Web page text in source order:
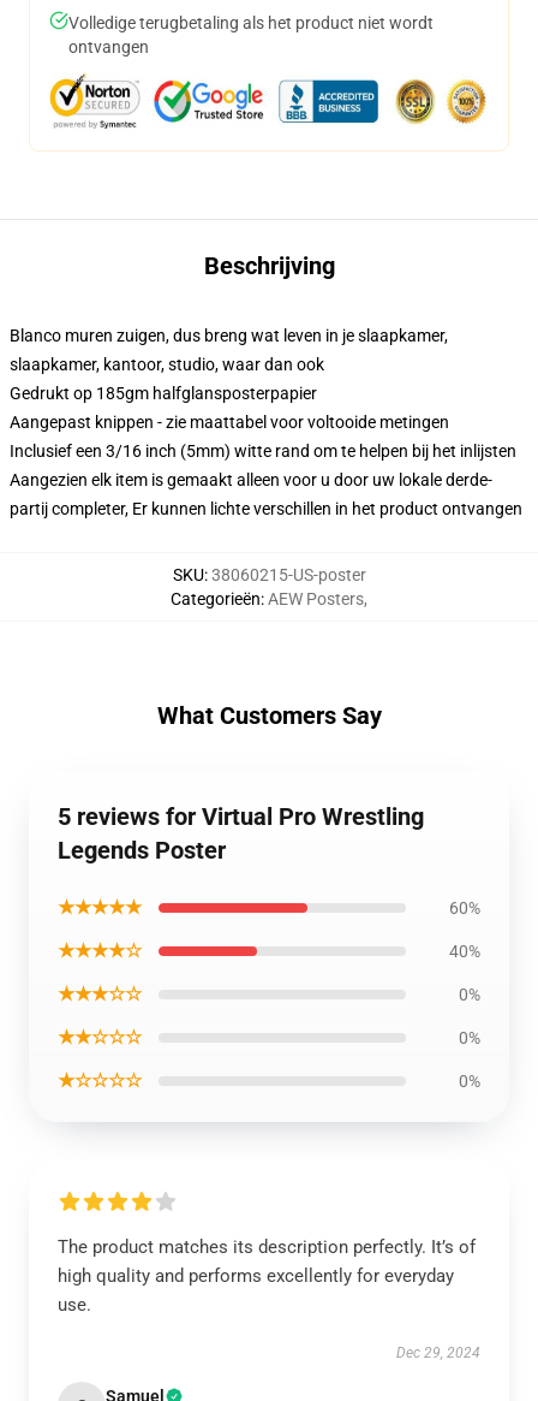
Volledige terugbetaling als het product niet wordt
ontvangen
Beschrijving
Blanco muren zuigen, dus breng wat leven in je slaapkamer,
slaapkamer, kantoor, studio, waar dan ook
Gedrukt op 185gm halfglansposterpapier
Aangepast knippen - zie maattabel voor voltooide metingen
Inclusief een 3/16 inch (5mm) witte rand om te helpen bij het inlijsten
Aangezien elk item is gemaakt alleen voor u door uw lokale derde-
partij completer, Er kunnen lichte verschillen in het product ontvangen
SKU:38060215-US-poster
Categorieën:AEW Posters,
What Customers Say
5 reviews for Virtual Pro Wrestling
Legends Poster
★★★★★ 60%
★★★★☆ 40%
★★★☆☆ 0%
★★☆☆☆ 0%
★☆☆☆☆ 0%
The product matches its description perfectly. It’s of
high quality and performs excellently for everyday
use.
Dec 29, 2024
Samuel